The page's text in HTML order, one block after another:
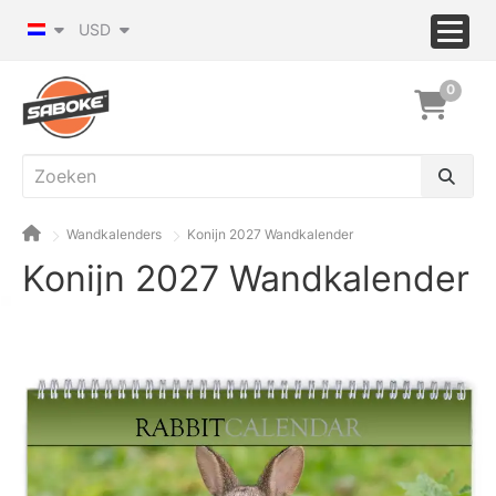
USD
0
Wandkalenders Konijn 2027 Wandkalender
Konijn 2027 Wandkalender